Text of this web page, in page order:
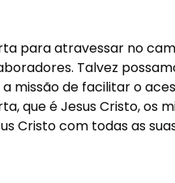
para atravessar no
Talvez
missão de facilitar o
que é Jesus Cristo, os
Cristo com todas as